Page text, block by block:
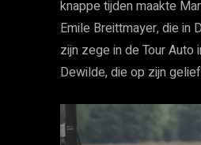
knappe tijden maakte
Emile Breittmayer, die in
zijn zege in de Tour
Dewilde, die op zijn